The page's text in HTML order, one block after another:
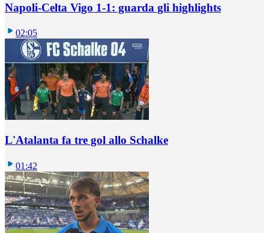
Napoli-Celta Vigo 1-1: guarda gli highlights
02:05
L'Atalanta fa tre gol allo Schalke
01:42